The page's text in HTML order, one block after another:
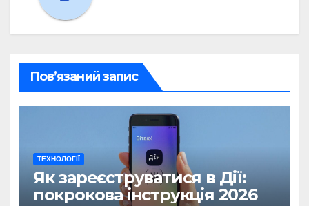
Пов’язаний запис
ТЕХНОЛОГІЇ
Як зареєструватися в Дії:
покрокова інструкція 2026